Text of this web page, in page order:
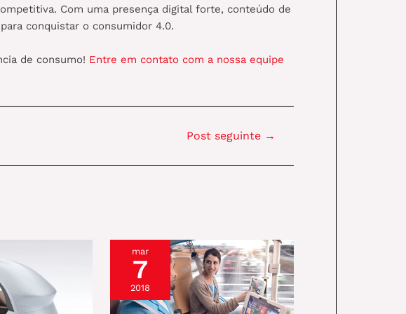
Com uma presença digital forte, conteúdo de
conquistar o consumidor 4.0.
de consumo! Entre em contato com a nossa equipe
Post seguinte →
mar
7
2018